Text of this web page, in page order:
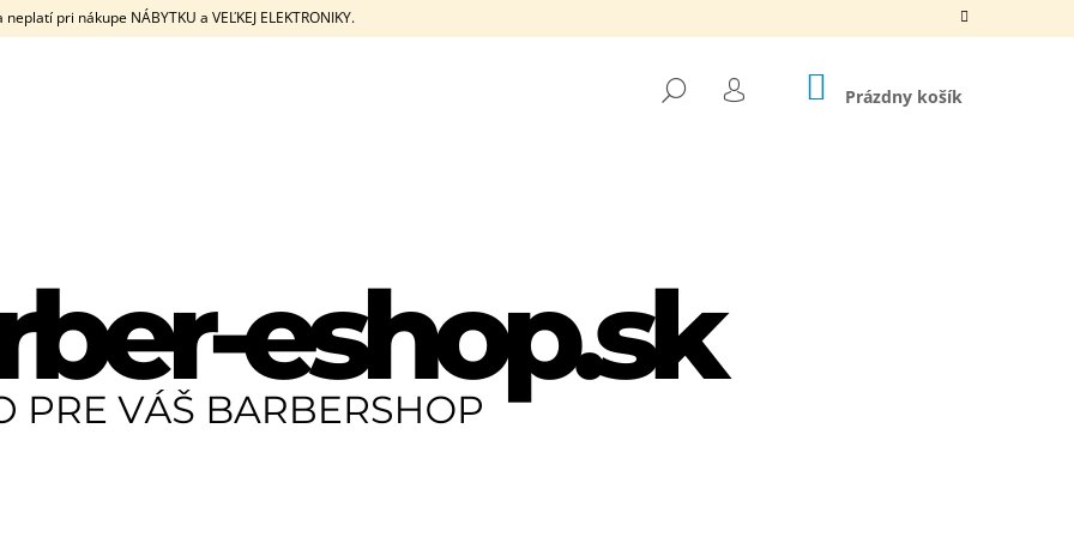
pri nákupe NÁBYTKU a VEĽKEJ ELEKTRONIKY.
HĽADAŤ
PRIHLÁSENIE
NÁKUPNÝ
KOŠÍK
Prázdny košík
ODPORÚČAME